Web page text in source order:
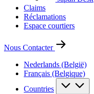
Claims
Réclamations
Espace courtiers
Nous Contacter
Nederlands (België)
Français (Belgique)
Countries